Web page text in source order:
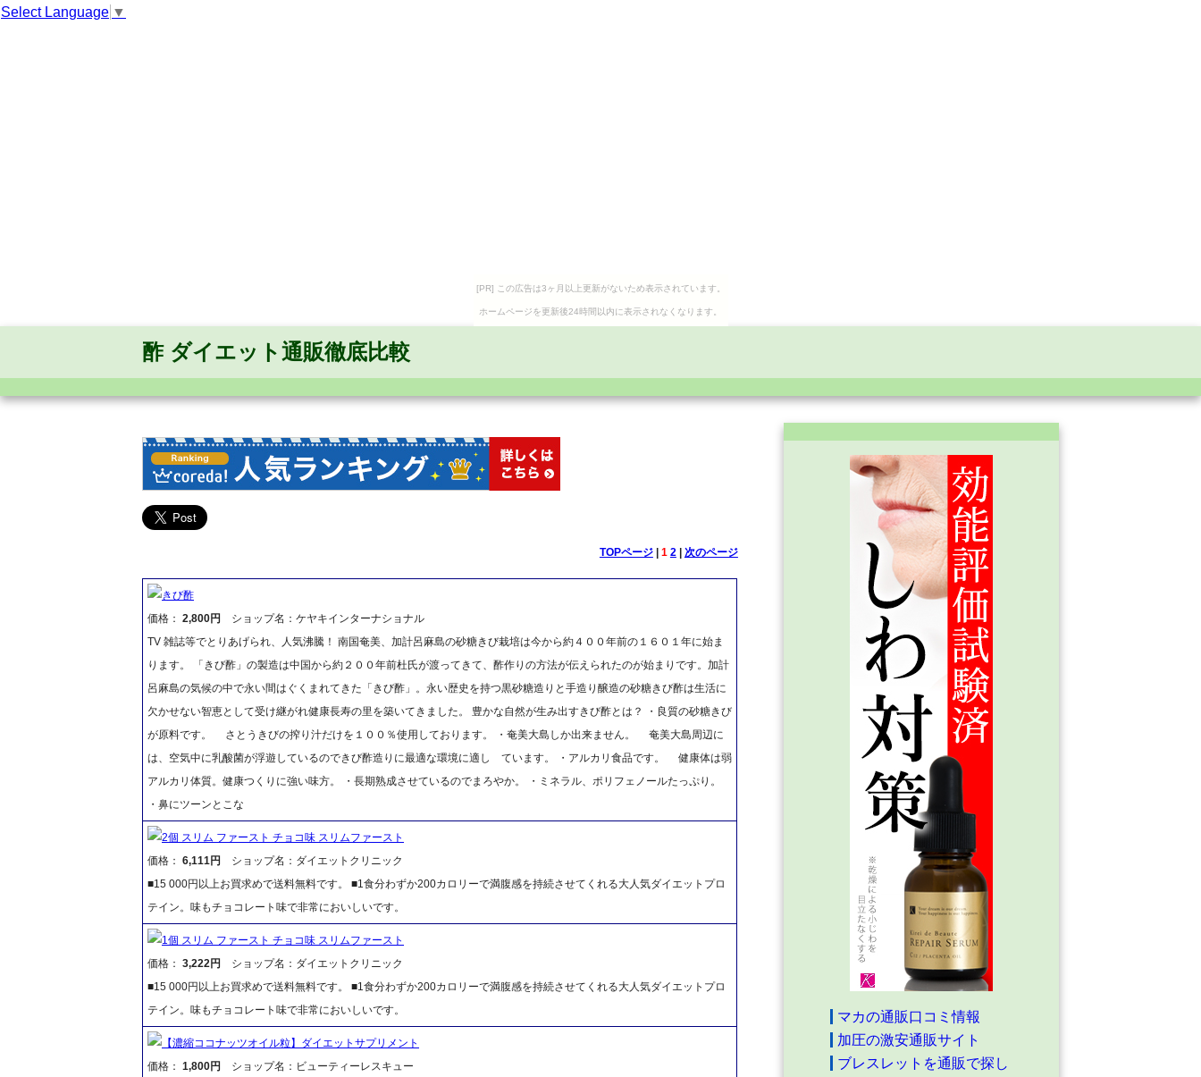
Select Language ▼
[PR] この広告は3ヶ月以上更新がないため表示されています。
ホームページを更新後24時間以内に表示されなくなります。
酢 ダイエット通販徹底比較
TOPページ| 1 2| 次のページ
きび酢
価格： 2,800円
ショップ名：ケヤキインターナショナル
TV 雑誌等でとりあげられ、人気沸騰！ 南国奄美、加計呂麻島の砂糖きび栽培は今から約４００年前の１６０１年に始ま
ります。 「きび酢」の製造は中国から約２００年前杜氏が渡ってきて、酢作りの方法が伝えられたのが始まりです。加計
呂麻島の気候の中で永い間はぐくまれてきた「きび酢」。永い歴史を持つ黒砂糖造りと手造り醸造の砂糖きび酢は生活に
欠かせない智恵として受け継がれ健康長寿の里を築いてきました。 豊かな自然が生み出すきび酢とは？ ・良質の砂糖きび
が原料です。 さとうきびの搾り汁だけを１００％使用しております。 ・奄美大島しか出来ません。 奄美大島周辺に
は、空気中に乳酸菌が浮遊しているのできび酢造りに最適な環境に適し ています。 ・アルカリ食品です。 健康体は弱
アルカリ体質。健康つくりに強い味方。 ・長期熟成させているのでまろやか。 ・ミネラル、ポリフェノールたっぷり。
・鼻にツーンとこな
2個 スリム ファースト チョコ味 スリムファースト
価格： 6,111円
ショップ名：ダイエットクリニック
■15 000円以上お買求めで送料無料です。 ■1食分わずか200カロリーで満腹感を持続させてくれる大人気ダイエットプロ
テイン。味もチョコレート味で非常においしいです。
1個 スリム ファースト チョコ味 スリムファースト
価格： 3,222円
ショップ名：ダイエットクリニック
■15 000円以上お買求めで送料無料です。 ■1食分わずか200カロリーで満腹感を持続させてくれる大人気ダイエットプロ
テイン。味もチョコレート味で非常においしいです。
【濃縮ココナッツオイル粒】ダイエットサプリメント
価格： 1,800円 ショップ名：ビューティーレスキュー
マカの通販口コミ情報
加圧の激安通販サイト
ブレスレットを通販で探し